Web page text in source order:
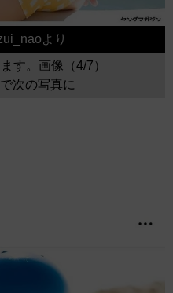
より
す。画像（4/7）
次の写真に